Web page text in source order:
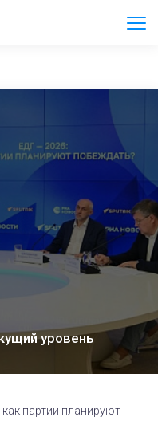
уровень
партии планируют